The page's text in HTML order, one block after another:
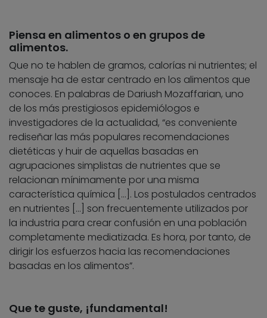
Piensa en alimentos o en grupos de
alimentos.
Que no te hablen de gramos, calorías ni nutrientes; el
mensaje ha de estar centrado en los alimentos que
conoces. En palabras de Dariush Mozaffarian, uno
de los más prestigiosos epidemiólogos e
investigadores de la actualidad, “es conveniente
rediseñar las más populares recomendaciones
dietéticas y huir de aquellas basadas en
agrupaciones simplistas de nutrientes que se
relacionan mínimamente por una misma
característica química […]. Los postulados centrados
en nutrientes […] son frecuentemente utilizados por
la industria para crear confusión en una población
completamente mediatizada. Es hora, por tanto, de
dirigir los esfuerzos hacia las recomendaciones
basadas en los alimentos”.
Que te guste, ¡fundamental!